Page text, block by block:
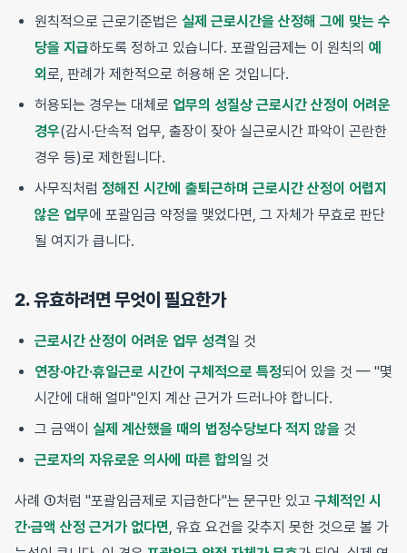
원칙적으로 근로기준법은 실제 근로시간을 산정해 그에 맞는 수
당을 지급하도록 정하고 있습니다. 포괄임금제는 이 원칙의 예
외 로, 판례가 제한적으로 허용해 온 것입니다.
허용되는 경우는 대체로 업무의 성질상 근로시간 산정이 어려운
경우(감시·단속적 업무, 출장이 잦아 실근로시간 파악이 곤란한
경우 등)로 제한됩니다.
사무직처럼 정해진 시간에 출퇴근하며 근로시간 산정이 어렵지
않은 업무에 포괄임금 약정을 맺었다면, 그 자체가 무효로 판단
될 여지가 큽니다.
2. 유효하려면 무엇이 필요한가
근로시간 산정이 어려운 업무 성격일 것
연장·야간·휴일근로 시간이 구체적으로 특정되어 있을 것 — "몇
시간에 대해 얼마"인지 계산 근거가 드러나야 합니다.
그 금액이 실제 계산했을 때의 법정수당보다 적지 않을 것
근로자의 자유로운 의사에 따른 합의 일 것
사례 ①처럼 "포괄임금제로 지급한다"는 문구만 있고 구체적인 시
간·금액 산정 근거가 없다면, 유효 요건을 갖추지 못한 것으로 볼 가